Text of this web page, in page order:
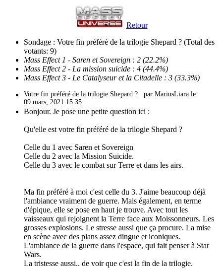
Retour
Sondage : Votre fin préféré de la trilogie Shepard ? (Total des
votants: 9)
Mass Effect 1 - Saren et Sovereign : 2 (22.2%)
Mass Effect 2 - La mission suicide : 4 (44.4%)
Mass Effect 3 - Le Catalyseur et la Citadelle : 3 (33.3%)
Votre fin préféré de la trilogie Shepard ? par MariusLiara le
09 mars, 2021 15:35
Bonjour. Je pose une petite question ici :
Qu'elle est votre fin préféré de la trilogie Shepard ?
Celle du 1 avec Saren et Sovereign
Celle du 2 avec la Mission Suicide.
Celle du 3 avec le combat sur Terre et dans les airs.
Ma fin préféré à moi c'est celle du 3. J'aime beaucoup déjà
l'ambiance vraiment de guerre. Mais également, en terme
d'épique, elle se pose en haut je trouve. Avec tout les
vaisseaux qui rejoignent la Terre face aux Moissonneurs. Les
grosses explosions. Le stresse aussi que ça procure. La mise
en scène avec des plans assez dingue et iconiques.
L'ambiance de la guerre dans l'espace, qui fait penser à Star
Wars.
La tristesse aussi.. de voir que c'est la fin de la trilogie.